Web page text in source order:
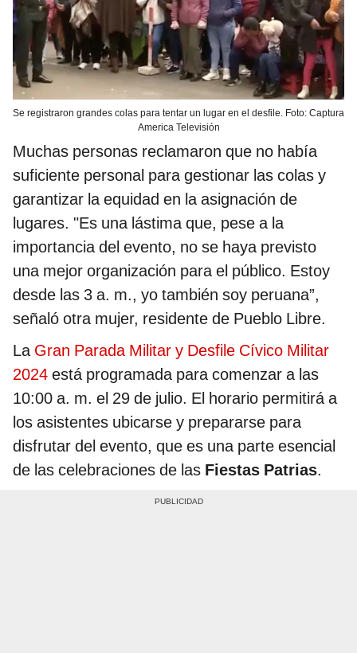
Se registraron grandes colas para tentar un lugar en el desfile. Foto: Captura
America Televisión
Muchas personas reclamaron que no había
suficiente personal para gestionar las colas y
garantizar la equidad en la asignación de
lugares. "Es una lástima que, pese a la
importancia del evento, no se haya previsto
una mejor organización para el público. Estoy
desde las 3 a. m., yo también soy peruana”,
señaló otra mujer, residente de Pueblo Libre.
La Gran Parada Militar y Desfile Cívico Militar
2024 está programada para comenzar a las
10:00 a. m. el 29 de julio. El horario permitirá a
los asistentes ubicarse y prepararse para
disfrutar del evento, que es una parte esencial
de las celebraciones de las Fiestas Patrias.